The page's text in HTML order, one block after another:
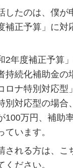
したのは、僕が
補正予算」に対
2年度補正予算
持続化補助金の
ロナ特別対応型
別対応型の場合
100万円、補助
ています。
される方は、こ
ください。